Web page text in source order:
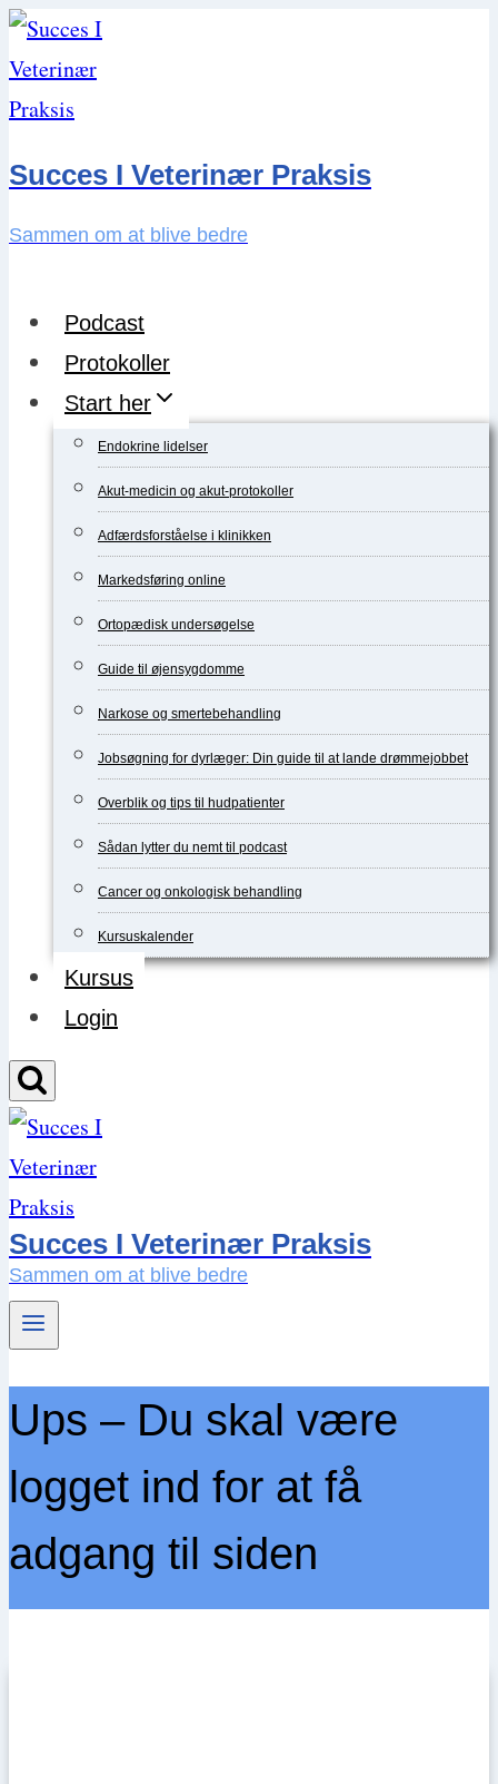
Skip
to
content
Succes I Veterinær Praksis
Sammen om at blive bedre
Podcast
Protokoller
Start her
Endokrine lidelser
Akut-medicin og akut-protokoller
Adfærdsforståelse i klinikken
Markedsføring online
Ortopædisk undersøgelse
Guide til øjensygdomme
Narkose og smertebehandling
Jobsøgning for dyrlæger: Din guide til at lande drømmejobbet
Overblik og tips til hudpatienter
Sådan lytter du nemt til podcast
Cancer og onkologisk behandling
Kursuskalender
Kursus
Login
Succes I Veterinær Praksis
Sammen om at blive bedre
Ups – Du skal være
logget ind for at få
adgang til siden